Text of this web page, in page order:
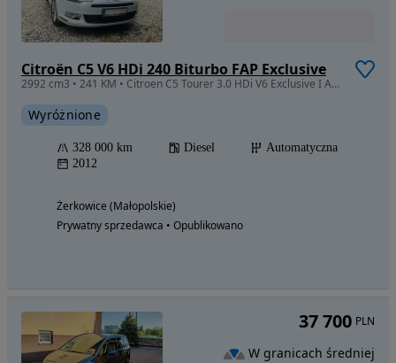
Citroën C5 V6 HDi 240 Biturbo FAP Exclusive
2992 cm3 • 241 KM • Citroen C5 Tourer 3.0 HDi V6 Exclusive I Automat I Bardzo dobry stan
Wyróżnione
328 000 km Diesel
Automatyczna
2012
Żerkowice (Małopolskie)
Prywatny sprzedawca • Opublikowano
37 700 PLN
W granicach średniej